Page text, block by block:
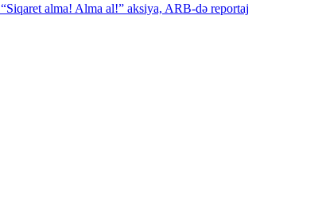
“Siqaret alma! Alma al!” aksiya, ARB-də reportaj